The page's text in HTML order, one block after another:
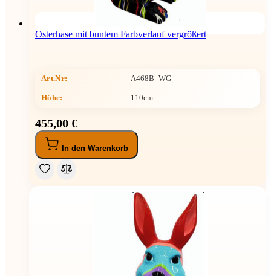
Osterhase mit buntem Farbverlauf vergrößert
Art.Nr: A468B_WG
Höhe: 110cm
455,00 €
In den Warenkorb